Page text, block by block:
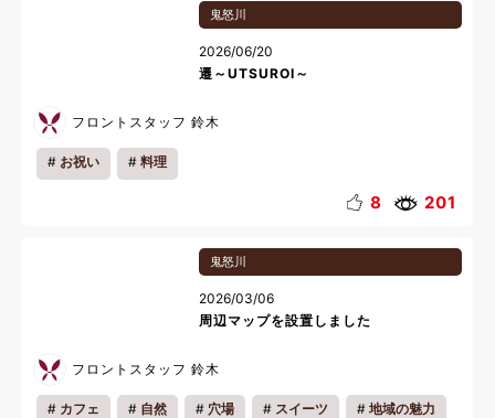
鬼怒川
2026/06/20
遷～UTSUROI～
フロントスタッフ 鈴木
お祝い 料理
8 201
鬼怒川
2026/03/06
周辺マップを設置しました
フロントスタッフ 鈴木
カフェ 自然 穴場 スイーツ 地域の魅力